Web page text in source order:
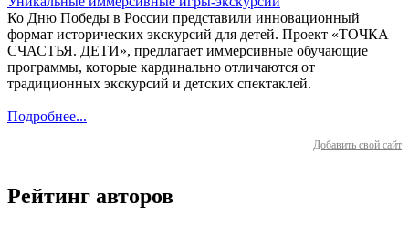
Ко Дню Победы в России представили инновационный
формат исторических экскурсий для детей. Проект «ТОЧКА
СЧАСТЬЯ. ДЕТИ», предлагает иммерсивные обучающие
программы, которые кардинально отличаются от
традиционных экскурсий и детских спектаклей.
Подробнее...
Добавить свой сайт
Рейтинг авторов